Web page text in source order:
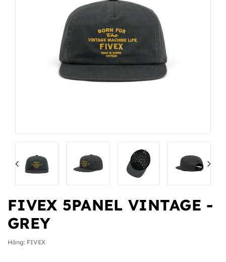
FIVEX 5PANEL VINTAGE -
GREY
Hãng: FIVEX